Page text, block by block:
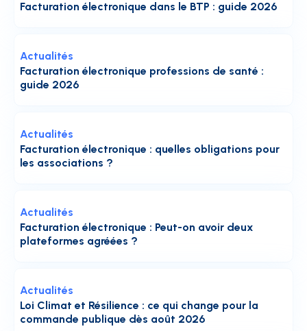
Facturation électronique dans le BTP : guide 2026
Facturation électronique professions de santé :
guide 2026
Actualités
Facturation électronique : quelles obligations pour
les associations ?
Actualités
Facturation électronique : Peut-on avoir deux
plateformes agréées ?
Actualités
Loi Climat et Résilience : ce qui change pour la
commande publique dès août 2026
Actualités